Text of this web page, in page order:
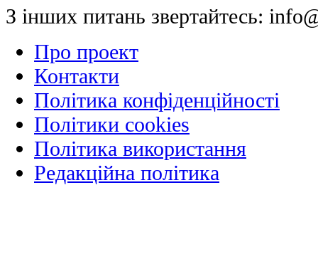
З інших питань звертайтесь:
Про проект
Контакти
Політика конфіденційності
Політики cookies
Політика використання
Редакційна політика